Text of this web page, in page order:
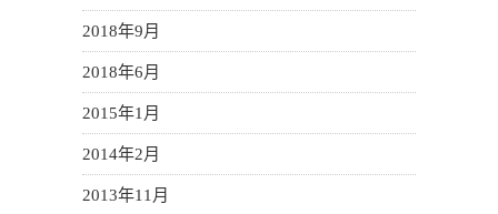
2018年9月
2018年6月
2015年1月
2014年2月
2013年11月